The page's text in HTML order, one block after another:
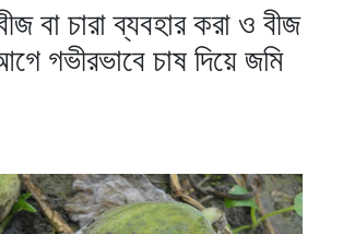
বা চারা ব্যবহার করা ও বীজ
গভীরভাবে চাষ দিয়ে জমি